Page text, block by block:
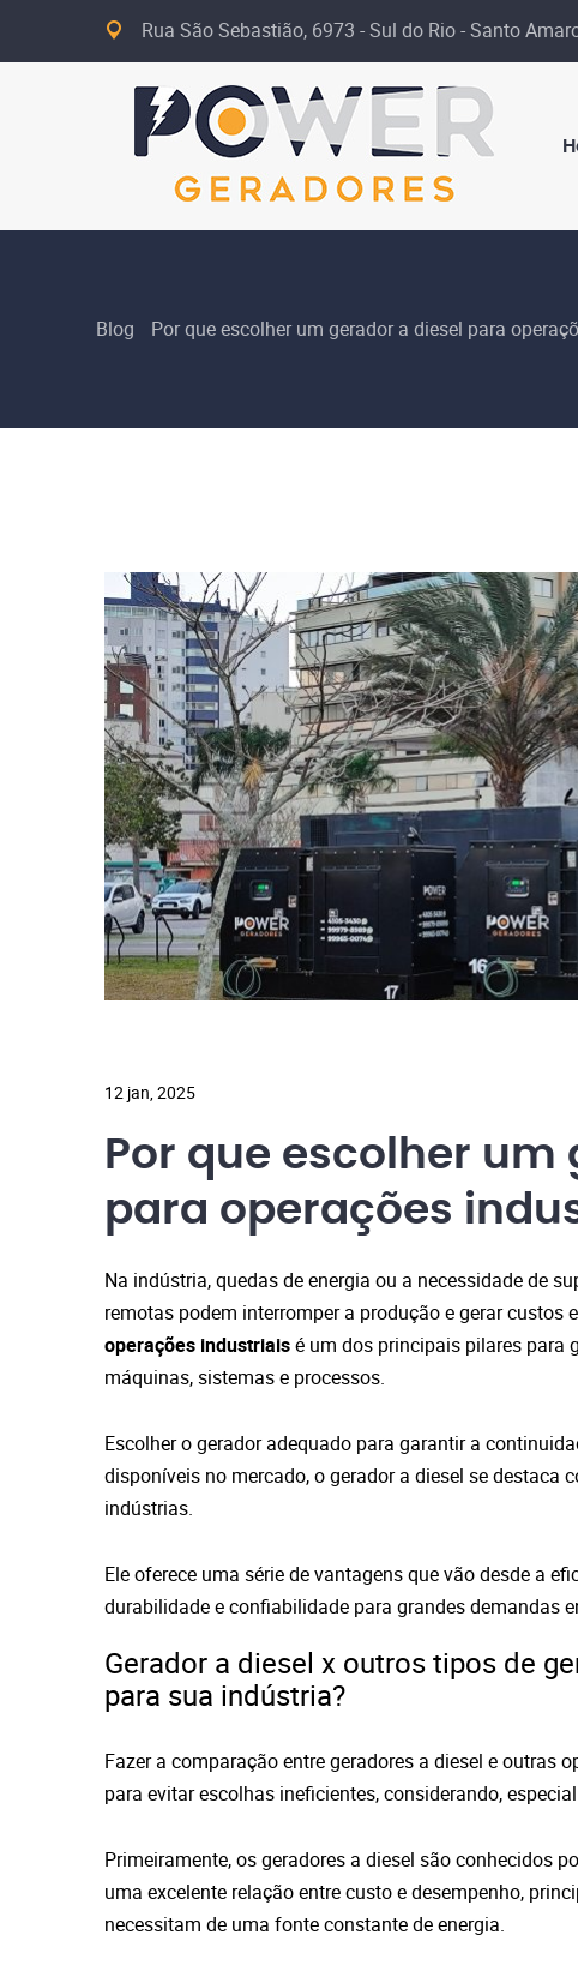
Rua São Sebastião, 6973 - Sul do Rio - Santo
Blog Por que escolher um gerador a diesel para
12 jan, 2025
Por que escolher um
para operações
Na indústria, quedas de energia ou a necessidade de
remotas podem interromper a produção e gerar custos
operações industriaisé um dos principais pilares para
máquinas, sistemas e processos.
Escolher o gerador adequado para garantir a
disponíveis no mercado, o gerador a diesel se destaca
indústrias.
Ele oferece uma série de vantagens que vão desde a
durabilidade e confiabilidade para grandes demandas
Gerador a diesel x outros tipos de
para sua indústria?
Fazer a comparação entre geradores a diesel e outras
para evitar escolhas ineficientes, considerando,
Primeiramente, os geradores a diesel são conhecidos
uma excelente relação entre custo e desempenho,
necessitam de uma fonte constante de energia.